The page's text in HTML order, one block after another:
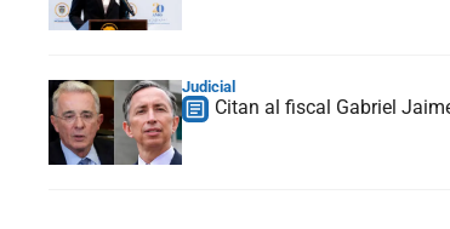
Judicial
Citan al fiscal Gabriel